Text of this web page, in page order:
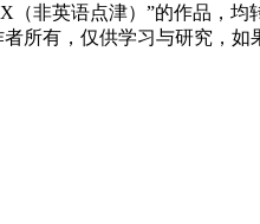
非英语点津）”的作品，
所有，仅供学习与研究，如